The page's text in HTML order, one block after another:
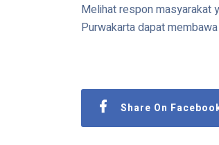
Melihat respon masyarakat
Purwakarta dapat
Share On